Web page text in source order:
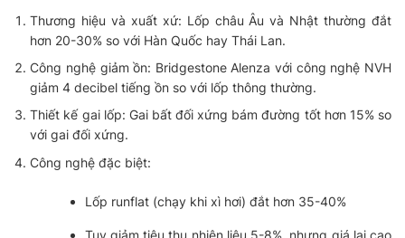
Thương hiệu và xuất xứ: Lốp châu Âu và Nhật thường đắt
hơn 20-30% so với Hàn Quốc hay Thái Lan.
Công nghệ giảm ồn: Bridgestone Alenza với công nghệ NVH
giảm 4 decibel tiếng ồn so với lốp thông thường.
Thiết kế gai lốp: Gai bất đối xứng bám đường tốt hơn 15% so
với gai đối xứng.
Công nghệ đặc biệt:
Lốp runflat (chạy khi xì hơi) đắt hơn 35-40%
Tuy giảm tiêu thụ nhiên liệu 5-8%, nhưng giá lại cao